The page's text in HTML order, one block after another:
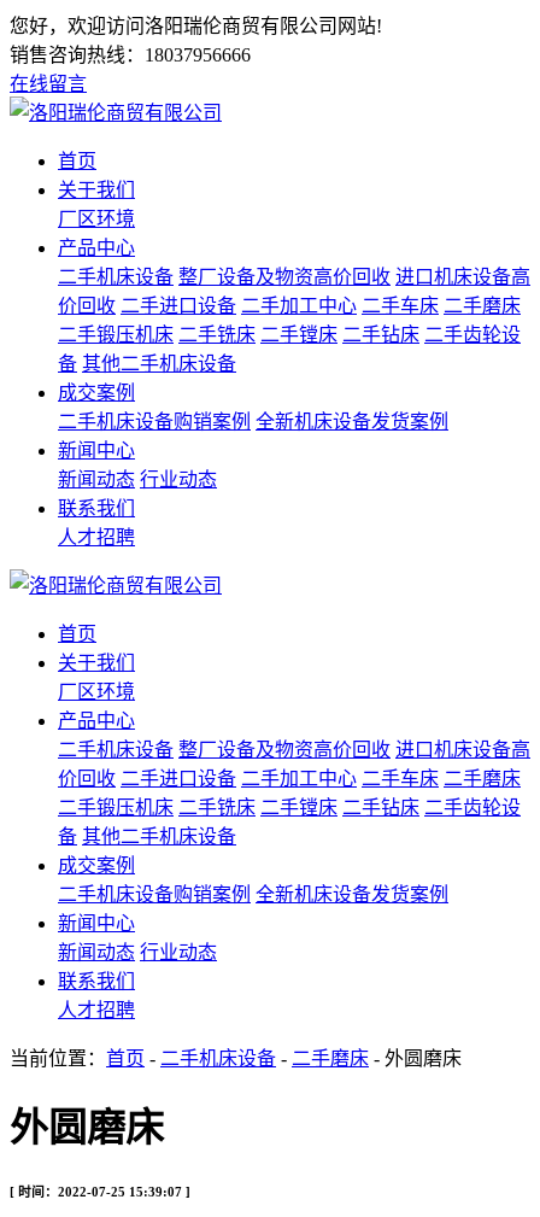
您好，欢迎访问洛阳瑞伦商贸有限公司网站!
销售咨询热线： 18037956666
在线留言
首页
关于我们
厂区环境
产品中心
二手机床设备 整厂设备及物资高价回收 进口机床设备高
价回收 二手进口设备 二手加工中心 二手车床 二手磨床
二手锻压机床 二手铣床 二手镗床 二手钻床 二手齿轮设
备 其他二手机床设备
成交案例
二手机床设备购销案例 全新机床设备发货案例
新闻中心
新闻动态 行业动态
联系我们
人才招聘
首页
关于我们
厂区环境
产品中心
二手机床设备 整厂设备及物资高价回收 进口机床设备高
价回收 二手进口设备 二手加工中心 二手车床 二手磨床
二手锻压机床 二手铣床 二手镗床 二手钻床 二手齿轮设
备 其他二手机床设备
成交案例
二手机床设备购销案例 全新机床设备发货案例
新闻中心
新闻动态 行业动态
联系我们
人才招聘
当前位置： 首页 - 二手机床设备 - 二手磨床 - 外圆磨床
外圆磨床
[ 时间：2022-07-25 15:39:07 ]